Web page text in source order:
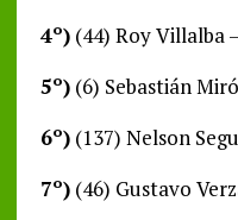
4º)(44) Roy Villalba
5º)(6) Sebastián
6º)(137) Nelson
7º)(46) Gustavo